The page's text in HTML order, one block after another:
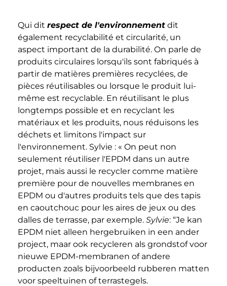
Qui dit respect de l'environnementdit
également recyclabilité et circularité, un
aspect important de la durabilité. On parle de
produits circulaires lorsqu'ils sont fabriqués à
partir de matières premières recyclées, de
pièces réutilisables ou lorsque le produit lui-
même est recyclable. En réutilisant le plus
longtemps possible et en recyclant les
matériaux et les produits, nous réduisons les
déchets et limitons l'impact sur
l'environnement. Sylvie : « On peut non
seulement réutiliser l'EPDM dans un autre
projet, mais aussi le recycler comme matière
première pour de nouvelles membranes en
EPDM ou d'autres produits tels que des tapis
en caoutchouc pour les aires de jeux ou des
dalles de terrasse, par exemple. Sylvie: “Je kan
EPDM niet alleen hergebruiken in een ander
project, maar ook recycleren als grondstof voor
nieuwe EPDM-membranen of andere
producten zoals bijvoorbeeld rubberen matten
voor speeltuinen of terrastegels.